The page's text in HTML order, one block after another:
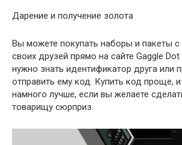
Дарение и получение золота
Вы можете покупать наборы и пакеты
своих друзей прямо на сайте Gaggle
нужно знать идентификатор друга или
отправить ему код. Купить код проще,
намного лучше, если вы желаете
товарищу сюрприз.